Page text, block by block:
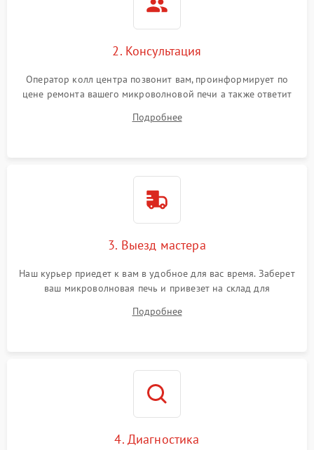
2. Консультация
Оператор колл центра позвонит вам, проинформирует по
цене ремонта вашего микроволновой печи а также ответит
Подробнее
3. Выезд мастера
Наш курьер приедет к вам в удобное для вас время. Заберет
ваш микроволновая печь и привезет на склад для
Подробнее
4. Диагностика